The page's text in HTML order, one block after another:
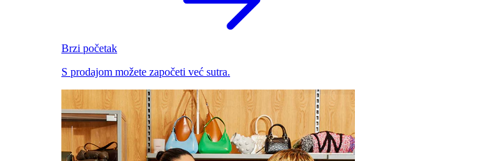
Brzi početak
S prodajom možete započeti već sutra.